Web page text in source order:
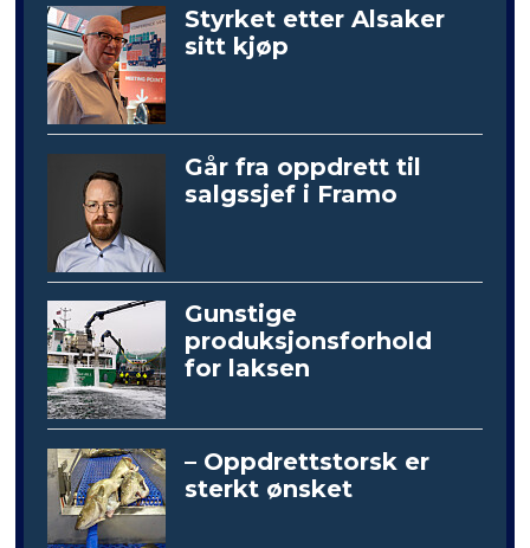
Styrket etter Alsaker
sitt kjøp
Går fra oppdrett til
salgssjef i Framo
Gunstige
produksjonsforhold
for laksen
– Oppdrettstorsk er
sterkt ønsket